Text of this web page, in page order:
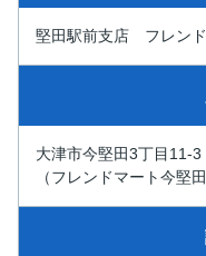
堅田駅前支店 フレン
大津市今堅田3丁目11-3
（フレンドマート今堅